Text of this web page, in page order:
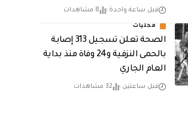
قبل ساعة واحدة 8 مشاهدات
محليات
الصحة تعلن تسجيل 313 إصابة
بالحمى النزفية و24 وفاة منذ بداية
العام الجاري
قبل ساعتين 32 مشاهدات